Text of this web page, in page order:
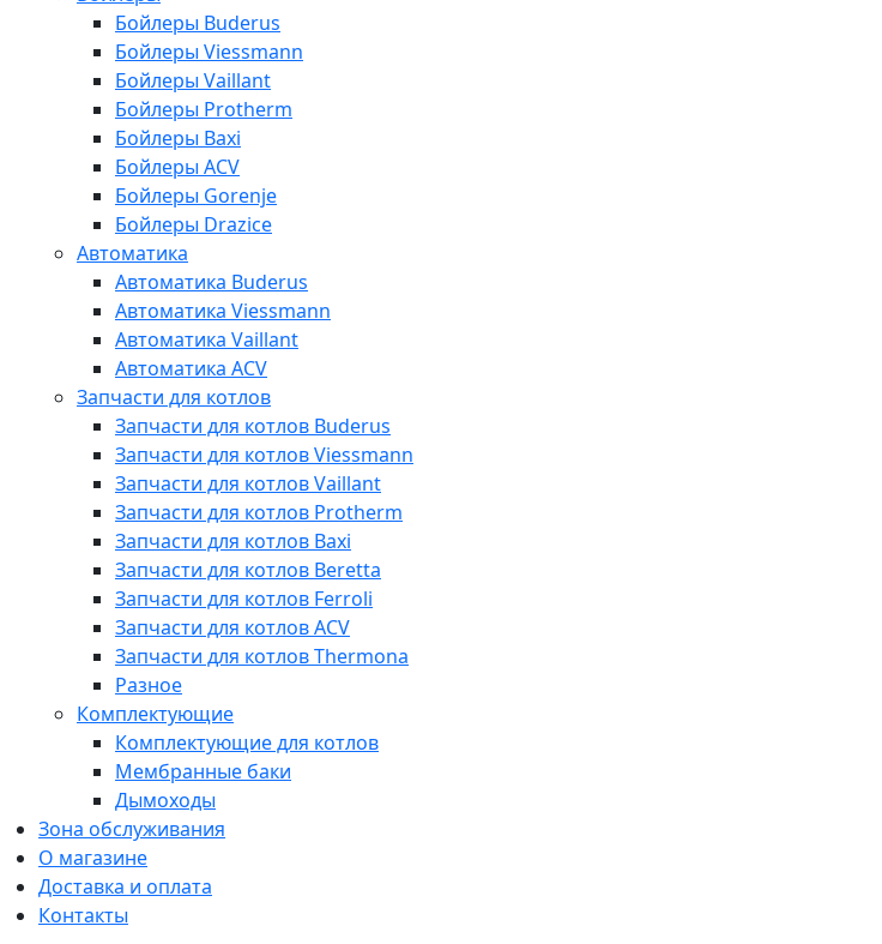
Бойлеры Buderus
Бойлеры Viessmann
Бойлеры Vaillant
Бойлеры Protherm
Бойлеры Baxi
Бойлеры ACV
Бойлеры Gorenje
Бойлеры Drazice
Автоматика
Автоматика Buderus
Автоматика Viessmann
Автоматика Vaillant
Автоматика ACV
Запчасти для котлов
Запчасти для котлов Buderus
Запчасти для котлов Viessmann
Запчасти для котлов Vaillant
Запчасти для котлов Protherm
Запчасти для котлов Baxi
Запчасти для котлов Beretta
Запчасти для котлов Ferroli
Запчасти для котлов ACV
Запчасти для котлов Thermona
Разное
Комплектующие
Комплектующие для котлов
Мембранные баки
Дымоходы
Зона обслуживания
О магазине
Доставка и оплата
Контакты